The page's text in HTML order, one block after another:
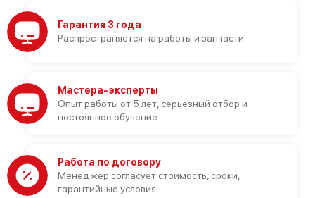
Гарантия 3 года
Распространяется на работы и запчасти
Мастера-эксперты
Опыт работы от 5 лет, серьезный отбор и
постоянное обучение
Работа по договору
Менеджер согласует стоимость, сроки,
гарантийные условия